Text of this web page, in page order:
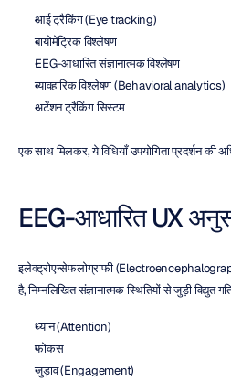
आई ट्रैकिंग (Eye tracking)
बायोमेट्रिक विश्लेषण
EEG-आधारित संज्ञानात्मक विश्लेषण
व्यावहारिक विश्लेषण (Behavioral analytics)
अटेंशन ट्रैकिंग सिस्टम
एक साथ मिलकर, ये विधियाँ उपयोगिता प्रदर्शन की
EEG-आधारित UX
इलेक्ट्रोएन्सेफलोग्राफी
है, निम्नलिखित संज्ञानात्मक स्थितियों से जुड़ी विद्युत
ध्यान (Attention)
फोकस
जुड़ाव (Engagement)